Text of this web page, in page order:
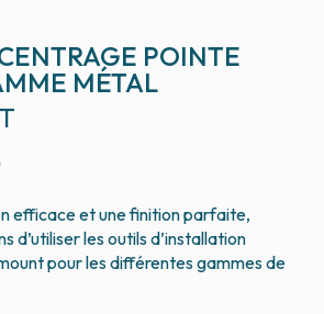
POINTE
MÉTAL
efficace et une finition parfaite,
d’utiliser les outils d’installation
pour les différentes gammes de